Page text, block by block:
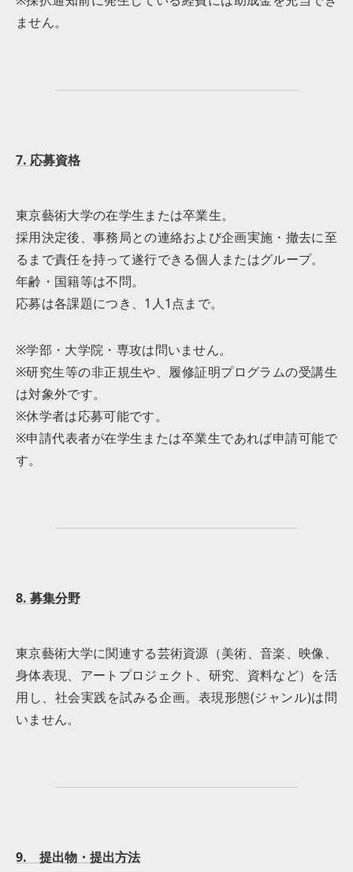
ません。
7. 応募資格
東京藝術大学の在学生または卒業生。
採用決定後、事務局との連絡および企画実施・撤去に至
るまで責任を持って遂行できる個人またはグループ。
年齢・国籍等は不問。
応募は各課題につき、1人1点まで。
※学部・大学院・専攻は問いません。
※研究生等の非正規生や、履修証明プログラムの受講生
は対象外です。
※休学者は応募可能です。
※申請代表者が在学生または卒業生であれば申請可能で
す。
8. 募集分野
東京藝術大学に関連する芸術資源（美術、音楽、映像、
身体表現、アートプロジェクト、研究、資料など）を活
用し、社会実践を試みる企画。表現形態(ジャンル)は問
いません。
9. 提出物・提出方法